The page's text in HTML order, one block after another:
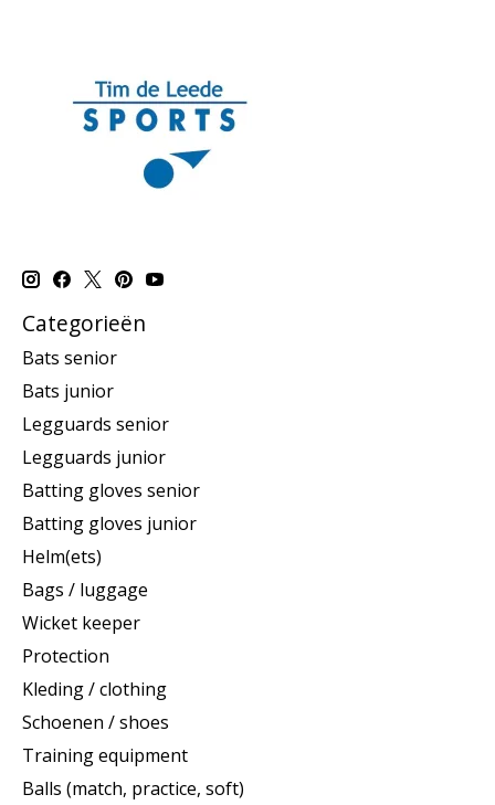
Categorieën
Bats senior
Bats junior
Legguards senior
Legguards junior
Batting gloves senior
Batting gloves junior
Helm(ets)
Bags / luggage
Wicket keeper
Protection
Kleding / clothing
Schoenen / shoes
Training equipment
Balls (match, practice, soft)